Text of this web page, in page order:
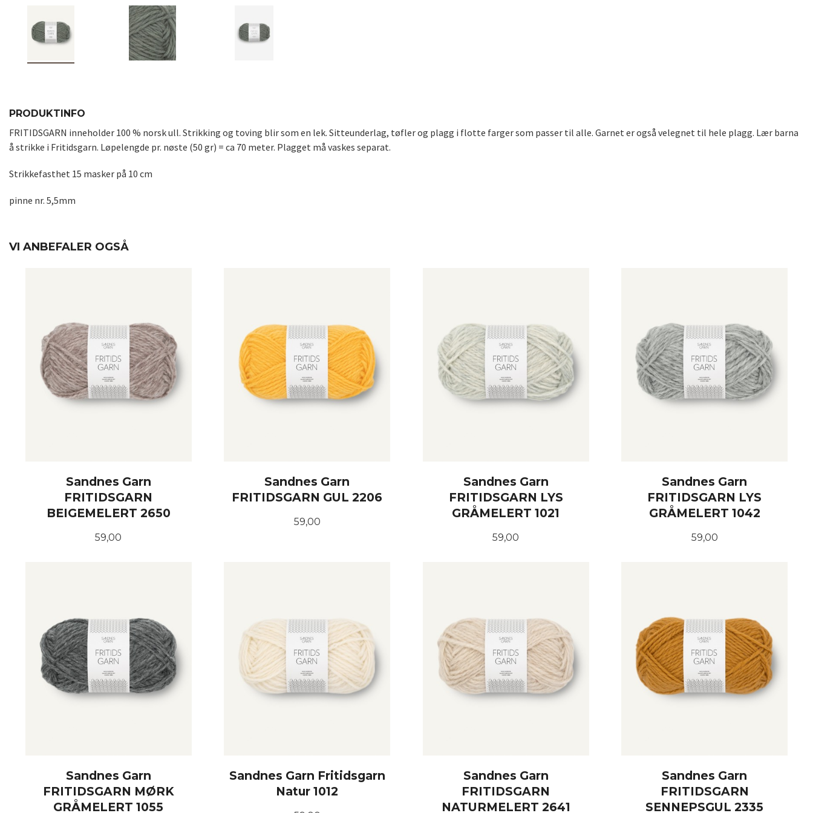
PRODUKTINFO
FRITIDSGARN inneholder 100 % norsk ull. Strikking og toving blir som en lek. Sitteunderlag, tøfler og plagg i flotte farger som passer til alle. Garnet er også velegnet til hele plagg. Lær barna
å strikke i Fritidsgarn. Løpelengde pr. nøste (50 gr) = ca 70 meter. Plagget må vaskes separat.
Strikkefasthet 15 masker på 10 cm
pinne nr. 5,5mm
VI ANBEFALER OGSÅ
Sandnes Garn
FRITIDSGARN
BEIGEMELERT 2650
Pris
59,00
Sandnes Garn
FRITIDSGARN GUL 2206
Pris
59,00
Sandnes Garn
FRITIDSGARN LYS
GRÅMELERT 1021
Pris
59,00
Sandnes Garn
FRITIDSGARN LYS
GRÅMELERT 1042
Pris
59,00
Sandnes Garn
FRITIDSGARN MØRK
GRÅMELERT 1055
Sandnes Garn Fritidsgarn
Natur 1012
Sandnes Garn
FRITIDSGARN
NATURMELERT 2641
Sandnes Garn
FRITIDSGARN
SENNEPSGUL 2335